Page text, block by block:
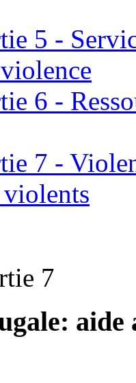
5 -
6 -
7 -
violents
7
aide